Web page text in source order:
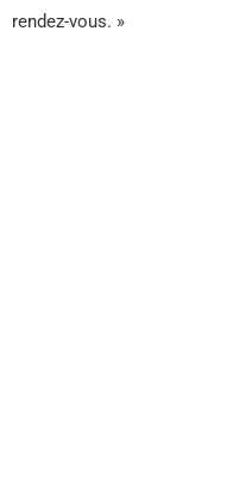
rendez-vous. »